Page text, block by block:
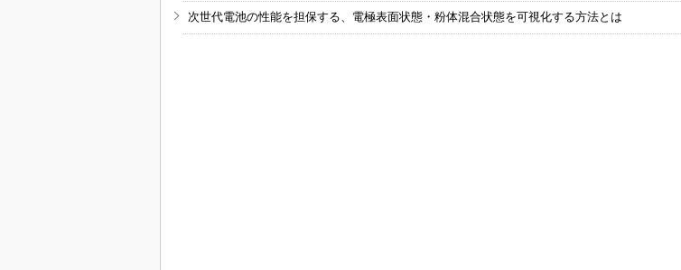
次世代電池の性能を担保する、電極表面状態・粉体混合状態を可視化する方法とは